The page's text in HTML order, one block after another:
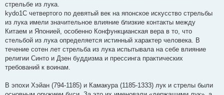
стрельбе из лука.
kydo1С четвертого по девятый век на японское искусство стрельбы
из лука имели значительное влияние близкие контакты между
Китаем и Японией, особенно Конфункцианская вера в то, что
стельбой из лука определяется истинный характер человека. В
течение сотен лет стрельба из лука испытывала на себе влияние
религии Синто и Дзен буддизма и прессинга практических
требований к воинам.
В эпохи Хэйан (794-1185) и Камакура (1185-1333) лук и стрелы были